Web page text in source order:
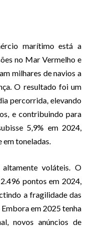
marítimo está a
no Mar Vermelho e
milhares de navios a
O resultado foi um
percorrida, elevando
e contribuindo para
5,9% em 2024,
em toneladas.
voláteis. O
pontos em 2024,
a fragilidade das
em 2025 tenha
novos anúncios de